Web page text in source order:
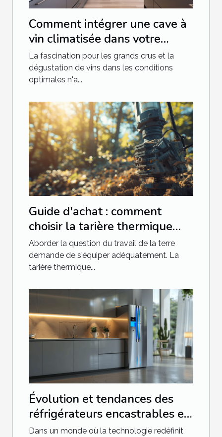
Comment intégrer une cave à
vin climatisée dans votre
cuisine
La fascination pour les grands crus et la
dégustation de vins dans les conditions
optimales n'a...
Guide d'achat : comment
choisir la tarière thermique
idéale
Aborder la question du travail de la terre
demande de s'équiper adéquatement. La
tarière thermique...
Évolution et tendances des
réfrigérateurs encastrables en
2025
Dans un monde où la technologie redéfinit